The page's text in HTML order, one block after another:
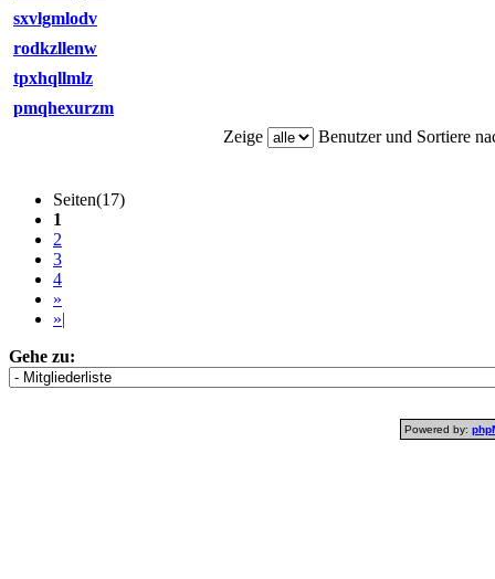
sxvlgmlodv
rodkzllenw
tpxhqllmlz
pmqhexurzm
Zeige
Benutzer und Sortiere
Seiten(17)
1
2
3
4
»
»|
Gehe zu:
Powered by: